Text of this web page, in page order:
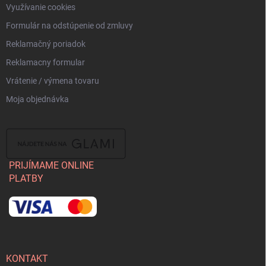
Využívanie cookies
Formulár na odstúpenie od zmluvy
Reklamačný poriadok
Reklamacny formular
Vrátenie / výmena tovaru
Moja objednávka
PRIJÍMAME ONLINE
PLATBY
KONTAKT